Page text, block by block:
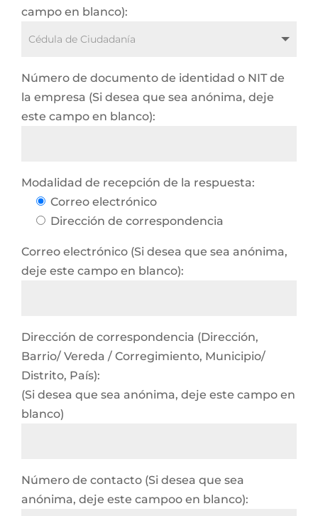
campo en blanco):
Número de documento de identidad o NIT de
la empresa (Si desea que sea anónima, deje
este campo en blanco):
Modalidad de recepción de la respuesta:
Correo electrónico
Dirección de correspondencia
Correo electrónico (Si desea que sea anónima,
deje este campo en blanco):
Dirección de correspondencia (Dirección,
Barrio/ Vereda / Corregimiento, Municipio/
Distrito, País):
(Si desea que sea anónima, deje este campo en
blanco)
Número de contacto (Si desea que sea
anónima, deje este campoo en blanco):